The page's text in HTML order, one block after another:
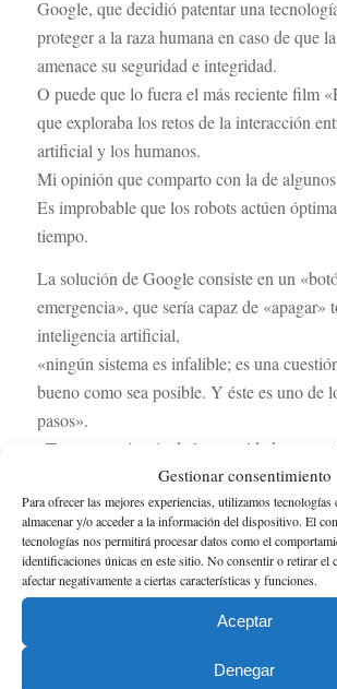
Gestionar consentimiento
Para ofrecer las mejores experiencias, utilizamos tecnologías
almacenar y/o acceder a la información del dispositivo. El
tecnologías nos permitirá procesar datos como el
identificaciones únicas en este sitio. No consentir o retirar el
afectar negativamente a ciertas características y funciones.
Aceptar
Denegar
Google, que decidió patentar una
proteger a la raza humana en caso de que
amenace su seguridad e integridad.
O puede que lo fuera el más reciente film
que exploraba los retos de la interacción
artificial y los humanos.
Mi opinión que comparto con la de
Es improbable que los robots actúen
tiempo.
La solución de Google consiste en un
emergencia», que sería capaz de «apagar»
inteligencia artificial,
«ningún sistema es infalible; es una
bueno como sea posible. Y éste es uno de
pasos».
«Tomar conciencia de la seguridad es
desarrollo de) casi todos los sistemas
algoritmos y robots»
Seamos OPTIMISTAS. La tecnología nos
configurar una sociedad objetivamente
encontrar señal alguna de esa pérdida de
de las máquinas, sino más bien todo lo
USA Japón, China o Alemania el paro se